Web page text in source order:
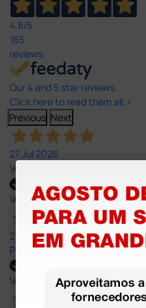
4,8/5
165
reviews
Our 4 and 5 star reviews.
Click here to read them all >
Previous Next
27 Jul 2026
Very good
Verified buyer
27 Jul 2026
Prefeito
Verified buyer